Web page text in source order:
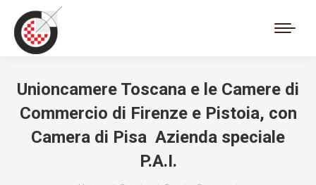
Unioncamere Toscana e le Camere di
Commercio di Firenze e Pistoia, con
Camera di Pisa  Azienda speciale
P.A.I.